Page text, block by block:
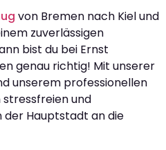
von Bremen nach Kiel und
zuverlässigen
bist du bei Ernst
genau richtig! Mit unserer
unserem professionellen
und
der Hauptstadt an die